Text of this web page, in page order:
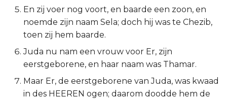
Galaten
Éfeze
Filipenzen
Kolossenzen
En zij voer nog voort, en baarde een zoon, en
noemde zijn naam Sela; doch hij was te Chezib,
toen zij hem baarde.
Juda nu nam een vrouw voor Er, zijn
eerstgeborene, en haar naam was Thamar.
Maar Er, de eerstgeborene van Juda, was kwaad
in des HEEREN ogen; daarom doodde hem de